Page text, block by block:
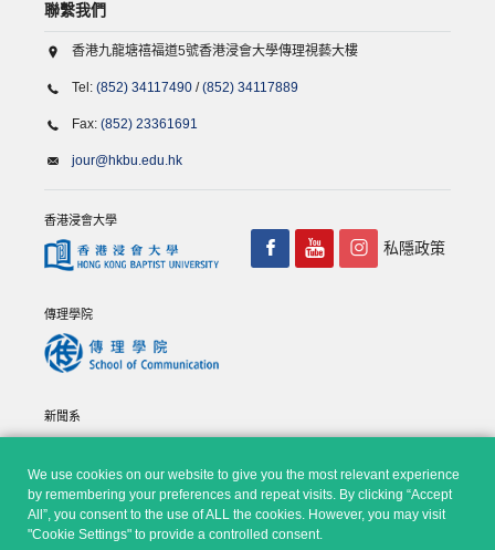
We use cookies on our website to give you the most relevant experience
by remembering your preferences and repeat visits. By clicking “Accept
All”, you consent to the use of ALL the cookies. However, you may visit
"Cookie Settings" to provide a controlled consent.
聯繫我們
香港九龍塘禧福道5號香港浸會大學傳理視藝大樓
Tel: (852) 34117490 /(852) 34117889
Fax: (852) 23361691
jour@hkbu.edu.hk
香港浸會大學
傳理學院
新聞系
私隱政策